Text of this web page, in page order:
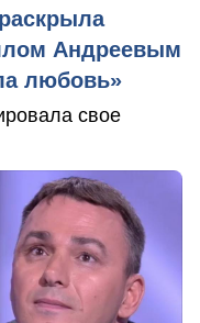
Андреевым
любовь»
свое